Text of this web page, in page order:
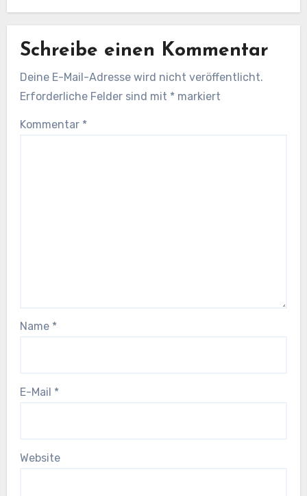
Schreibe einen Kommentar
Deine E-Mail-Adresse wird nicht veröffentlicht.
Erforderliche Felder sind mit * markiert
Kommentar *
Name *
E-Mail *
Website